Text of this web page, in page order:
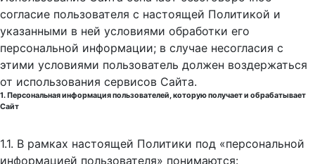
согласие пользователя с настоящей Политикой и
указанными в ней условиями обработки его
персональной информации; в случае несогласия с
этими условиями пользователь должен воздержаться
от использования сервисов Сайта.
1. Персональная информация пользователей, которую получает и обрабатывает
Сайт
1.1. В рамках настоящей Политики под «персональной
информацией пользователя» понимаются: